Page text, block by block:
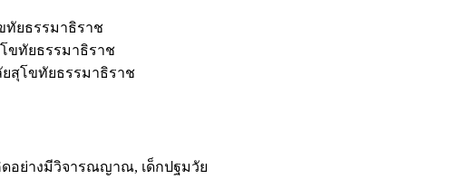
ทัยธรรมาธิราช
ขทัยธรรมาธิราช
สุโขทัยธรรมาธิราช
อย่างมีวิจารณญาณ, เด็กปฐมวัย